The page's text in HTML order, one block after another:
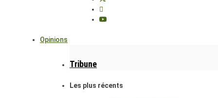
Opinions
Tribune
Les plus récents